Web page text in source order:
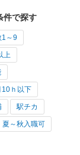
件で探す
1～9
上
10ｈ以下
駅チカ
夏～秋入職可